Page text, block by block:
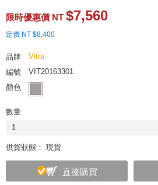
限時優惠價 NT $7,560
定價 NT $8,400
品牌
Vitra
編號
VIT20163301
顏色
數量
1
供貨狀態： 現貨
直接購買